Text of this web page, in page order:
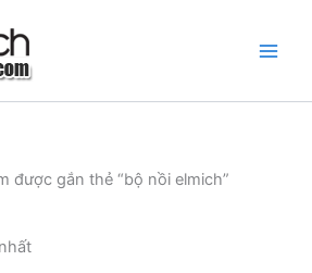
được gắn thẻ “bộ nồi elmich”